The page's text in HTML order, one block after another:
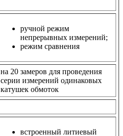
ручной режим
непрерывных измерений;
режим сравнения
на 20 замеров для проведения
серии измерений одинаковых
катушек обмоток
встроенный литиевый